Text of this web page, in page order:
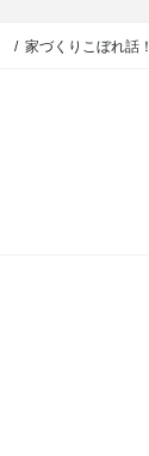
家づくりこぼれ話！